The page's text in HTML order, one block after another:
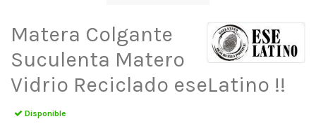
Matera Colgante
Suculenta Matero
Vidrio Reciclado eseLatino !!
Disponible